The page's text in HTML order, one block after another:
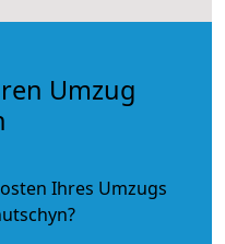
Umzug
Ihres Umzugs